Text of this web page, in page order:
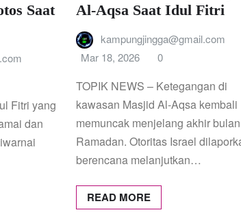
Saat
Fitri yang
dan
Al-Aqsa Saat Idul Fitri
kampungjingga@gmail.com
Mar 18, 2026
0
TOPIK NEWS – Ketegangan di
kawasan Masjid Al-Aqsa kembali
memuncak menjelang akhir
Ramadan. Otoritas Israel
berencana melanjutkan…
READ MORE